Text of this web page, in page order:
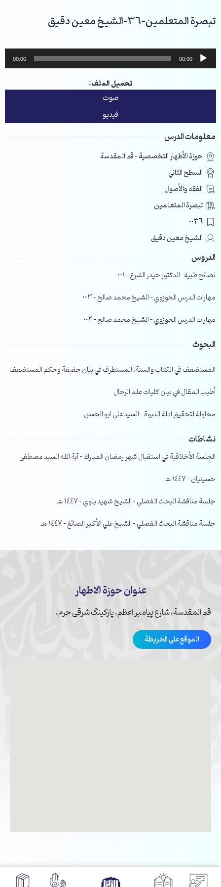
إلى
المحتوى
تبصرة المتعلمين-36-الشيخ معين دقيق
مشغل
الصوت
00:00
00:00
تحميل الملف:
صوت
فيديو
معلومات الدرس
حوزة الأطهار التخصصية – قم المقدسة
السطح الثاني
الفقه والأصول
تبصرة المتعلمين
0036
الشيخ معين دقيق
الدروس
نصائح طبية- الدكتور حيدر الشرع – 001
مهارات الدرس الحوزوي – الشيخ محمد صالح – 003
مهارات الدرس الحوزوي – الشيخ محمد صالح – 002
البحوث
المستضعف في الكتاب والسنة، المستطرف في بيان حقيقة وحكم المستضعف
أطيب المقال في بيان كليات علم الرجال
محاولة لتحقيق ادلة النبوة – السيد علي ابو الحسن
نشاطات
الجلسة الأخلاقية في استقبال شهر رمضان المبارك – آية الله السيد مصطفى
حسينيان – 1447 هـ
جلسة مناقشة البحث الفصلي – الشيخ شهيد بلوي – 1447 هـ
جلسة مناقشة البحث الفصلي – الشيخ علي الأكبر الصائغ – 1447 هـ
عنوان حوزة الاطهار
قم المقدسة، شارع پیامبر اعظم، پارکینگ شرقی حرم،
الموقع على الخريطة